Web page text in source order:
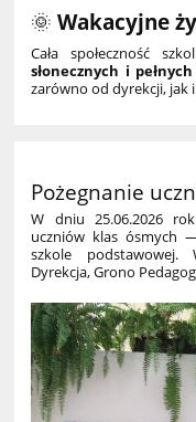
🌞Wakacyjne
Cała społeczność
słonecznych i
zarówno od dyrekcji, jak
Pożegnanie
W dniu 25.06.2026
uczniów klas ósmych
szkole podstawowej.
Dyrekcja, Grono